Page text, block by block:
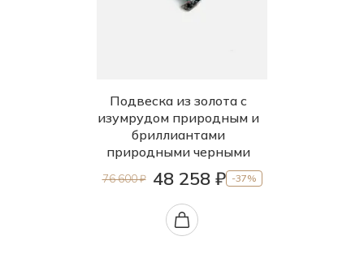
Подвеска из золота с
изумрудом природным и
бриллиантами
природными черными
76 600 ₽ 48 258 ₽ -37%